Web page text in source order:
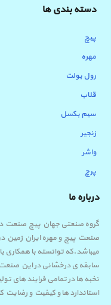
دسته بندی ها
پیچ
مهره
رول بولت
قلاب
سیم بکسل
زنجیر
واشر
پرچ
درباره ما
صنعت پیچ و مهره ایران زمین
میباشد.که توانسته با همکاری
سابقه ی درخشانی در این
نخبه ها در تمامی فرایند های
استاندارد ها و کیفیت و رضایت